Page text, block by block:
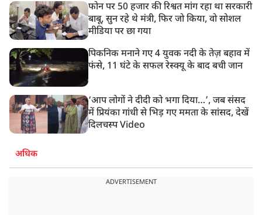
फोन पर 50 हजार की रिश्वत मांग रहा था सरकारी
बाबू, सुन रहे थे मंत्री, फिर जो किया, वो सोशल
मीडिया पर छा गया
पिकनिक मनाने गए 4 युवक नदी के तेज़ बहाव में
फंसे, 11 घंटे के सफल रेस्क्यू के बाद बची जान
‘आप लोगों ने दीदी को भगा दिया…’, जब संसद
में प्रियंका गांधी से भिड़ गए ममता के सांसद, देखें
दिलचस्प Video
अधिक
ADVERTISEMENT